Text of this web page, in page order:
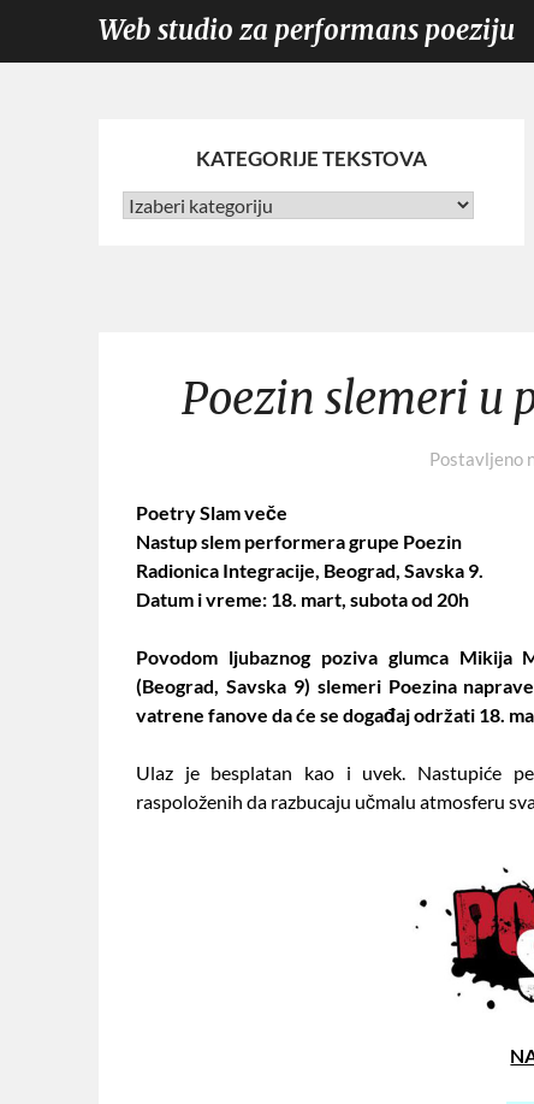
Web studio za performans poeziju
KATEGORIJE TEKSTOVA
Poezin slemeri u
Postavljeno
Poetry Slam veče
Nastup slem performera grupe Poezin
Radionica Integracije, Beograd, Savska 9.
Datum i vreme: 18. mart, subota od 20h
Povodom ljubaznog poziva glumca Mikija
(Beograd, Savska 9) slemeri Poezina
vatrene fanove da će se događaj održati 18.
Ulaz je besplatan kao i uvek. Nastupiće
raspoloženih da razbucaju učmalu atmosferu